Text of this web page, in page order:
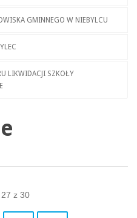
GMINNEGO W NIEBYLCU
LIKWIDACJI SZKOŁY
z 30